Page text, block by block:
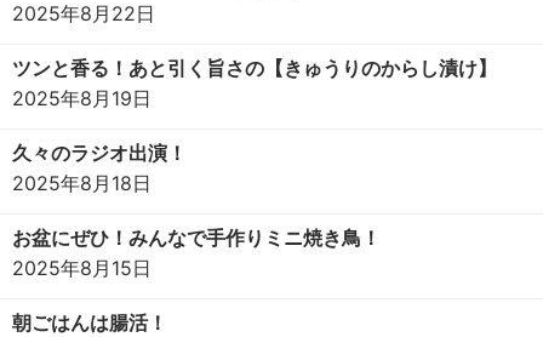
2025年8月22日
ツンと香る！あと引く旨さの【きゅうりのからし漬け】
2025年8月19日
久々のラジオ出演！
2025年8月18日
お盆にぜひ！みんなで手作りミニ焼き鳥！
2025年8月15日
朝ごはんは腸活！